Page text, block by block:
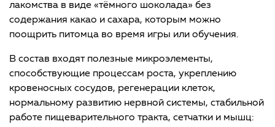
лакомства в виде «тёмного шоколада» без
содержания какао и сахара, которым можно
поощрить питомца во время игры или обучения.
В состав входят полезные микроэлементы,
способствующие процессам роста, укреплению
кровеносных сосудов, регенерации клеток,
нормальному развитию нервной системы, стабильной
работе пищеварительного тракта, сетчатки и мышц: